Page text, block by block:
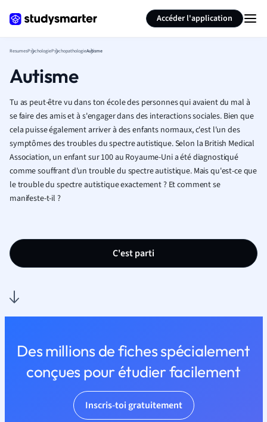
Accéder l'application
ResumesPsychologiePsychopathologieAutisme
Autisme
Tu as peut-être vu dans ton école des personnes qui avaient du mal à
se faire des amis et à s'engager dans des interactions sociales. Bien que
cela puisse également arriver à des enfants normaux, c'est l'un des
symptômes des troubles du spectre autistique. Selon la British Medical
Association, un enfant sur 100 au Royaume-Uni a été diagnostiqué
comme souffrant d'un trouble du spectre autistique. Mais qu'est-ce que
le trouble du spectre autistique exactement ? Et comment se
manifeste-t-il ?
C'est parti
Des millions de fiches spécialement
conçues pour étudier facilement
Inscris-toi gratuitement
Résumer la page